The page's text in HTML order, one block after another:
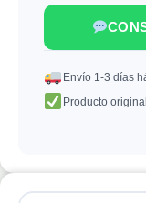
Envío 1-3 días
Producto original